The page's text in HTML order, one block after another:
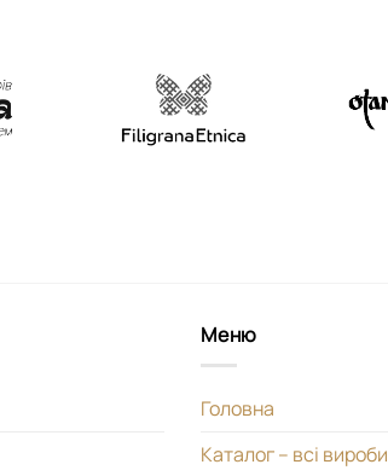
Меню
Головна
Каталог – всі вироби